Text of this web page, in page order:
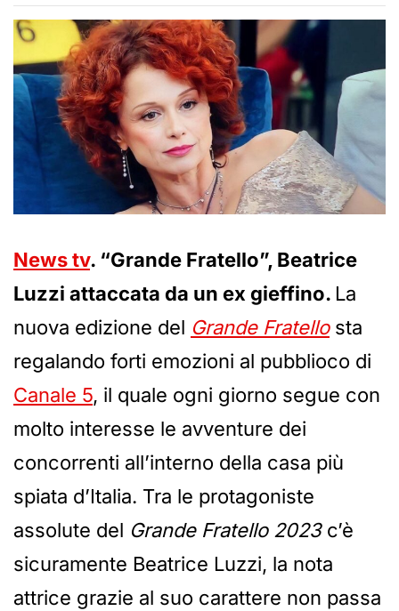
News tv. “Grande Fratello”, Beatrice
Luzzi attaccata da un ex gieffino. La
nuova edizione del Grande Fratellosta
regalando forti emozioni al pubblioco di
Canale 5, il quale ogni giorno segue con
molto interesse le avventure dei
concorrenti all’interno della casa più
spiata d’Italia. Tra le protagoniste
assolute del Grande Fratello 2023c’è
sicuramente Beatrice Luzzi, la nota
attrice grazie al suo carattere non passa